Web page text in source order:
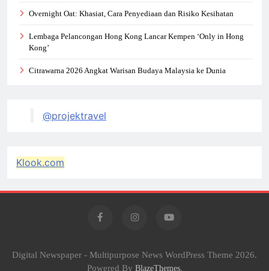
Overnight Oat: Khasiat, Cara Penyediaan dan Risiko Kesihatan
Lembaga Pelancongan Hong Kong Lancar Kempen ‘Only in Hong
Kong’
Citrawarna 2026 Angkat Warisan Budaya Malaysia ke Dunia
@projektravel
Klook.com
Digital Newspaper - Multipurpose News WordPress Theme 2026.
Powered By BlazeThemes.